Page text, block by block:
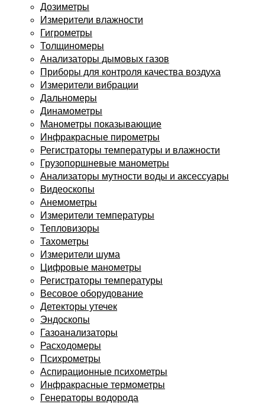
Дозиметры
Измерители влажности
Гигрометры
Толщиномеры
Анализаторы дымовых газов
Приборы для контроля качества воздуха
Измерители вибрации
Дальномеры
Динамометры
Манометры показывающие
Инфракрасные пирометры
Регистраторы температуры и влажности
Грузопоршневые манометры
Анализаторы мутности воды и аксессуары
Видеоскопы
Анемометры
Измерители температуры
Тепловизоры
Тахометры
Измерители шума
Цифровые манометры
Регистраторы температуры
Весовое оборудование
Детекторы утечек
Эндоскопы
Газоанализаторы
Расходомеры
Психрометры
Аспирационные психометры
Инфракрасные термометры
Генераторы водорода